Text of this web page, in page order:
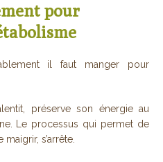
pour
il faut manger pour
préserve son énergie au
Le processus qui permet de
s’arrête.